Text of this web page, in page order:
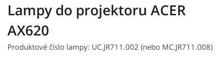
Lampy do projektoru ACER
AX620
Produktové číslo lampy: UC.JR711.002 (nebo MC.JR711.008)